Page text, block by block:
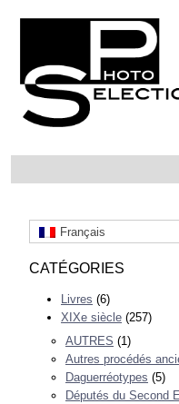
Français
CATÉGORIES
Livres (6)
XIXe siècle (257)
AUTRES (1)
Autres procédés
Daguerréotypes (5)
Députés du Second